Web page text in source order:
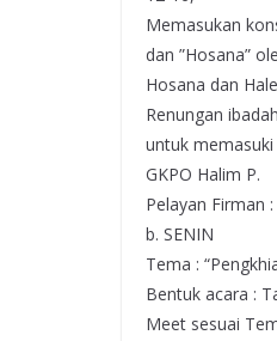
Memasukan
dan ”Hosana”
Hosana dan
Renungan
untuk memasuki
GKPO Halim P.
Pelayan Firman
b. SENIN
Tema :
Bentuk acara :
Meet sesuai